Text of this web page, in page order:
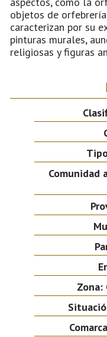
objetos de
caracterizan por su
pinturas murales,
religiosas y figuras
Comunidad
Zona: